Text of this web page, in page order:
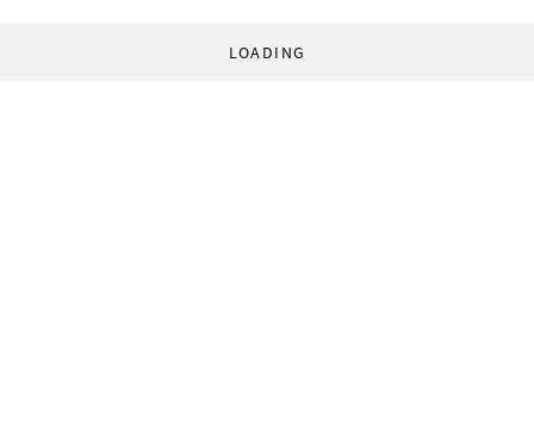
LOADING